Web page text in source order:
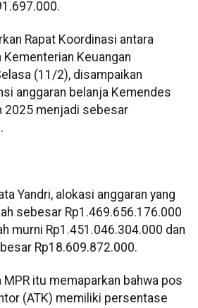
Rapat Koordinasi antara
Kementerian Keuangan
(11/2), disampaikan
anggaran belanja Kemendes
2025 menjadi sebesar
Yandri, alokasi anggaran yang
sebesar Rp1.469.656.176.000
murni Rp1.451.046.304.000 dan
Rp18.609.872.000.
MPR itu memaparkan bahwa pos
(ATK) memiliki persentase